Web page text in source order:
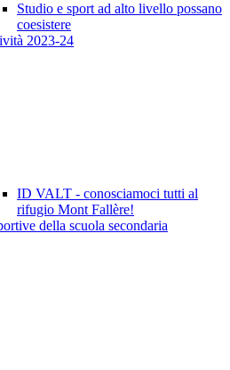
Studio e sport ad alto livello possano
coesistere
2023-24
ID VALT - conosciamoci tutti al
rifugio Mont Fallère!
della scuola secondaria